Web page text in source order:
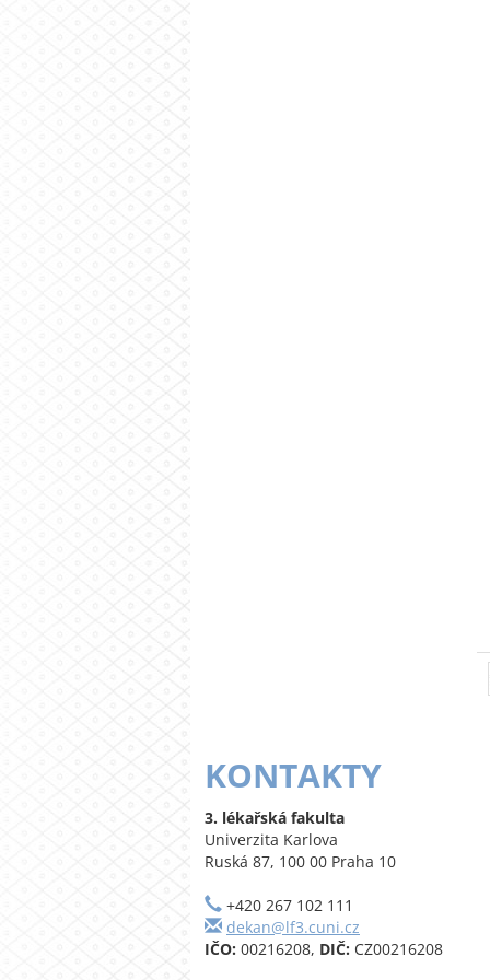
KONTAKTY
3. lékařská fakulta
Univerzita Karlova
Ruská 87, 100 00 Praha 10
+420 267 102 111
dekan@lf3.cuni.cz
IČO: 00216208, DIČ: CZ00216208